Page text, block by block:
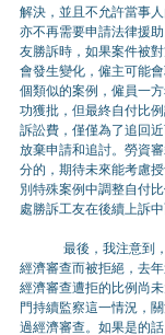
解決，並且不允許當事
亦不再需要申請法律援
友勝訴時，如果案件被
會發生變化，僱主可能
個類似的案例，僱員一
功獲批，但最終自付比
訴訟費，僅僅為了追回
放棄申請和追討。勞資
分的，期待未來能考慮
別特殊案例中調整自付
處勝訴工友在後續上訴
經濟審查而被拒絕，去
經濟審查遭拒的比例尚
門持續監察這一情況，
過經濟審查。如果是的